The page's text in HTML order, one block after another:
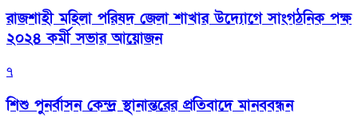
রাজশাহী মহিলা পরিষদ জেলা শাখার উদ্যোগে সাংগঠনিক পক্ষ
২০২৪ কর্মী সভার আয়োজন
৭
শিশু পুনর্বাসন কেন্দ্র স্থানান্তরের প্রতিবাদে মানববন্ধন